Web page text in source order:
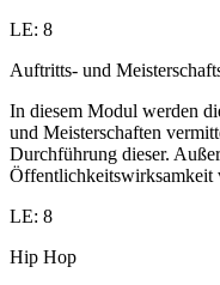
LE: 8
Auftritts- und
In diesem Modul werden
und Meisterschaften
Durchführung dieser.
Öffentlichkeitswirksamkeit
LE: 8
Hip Hop